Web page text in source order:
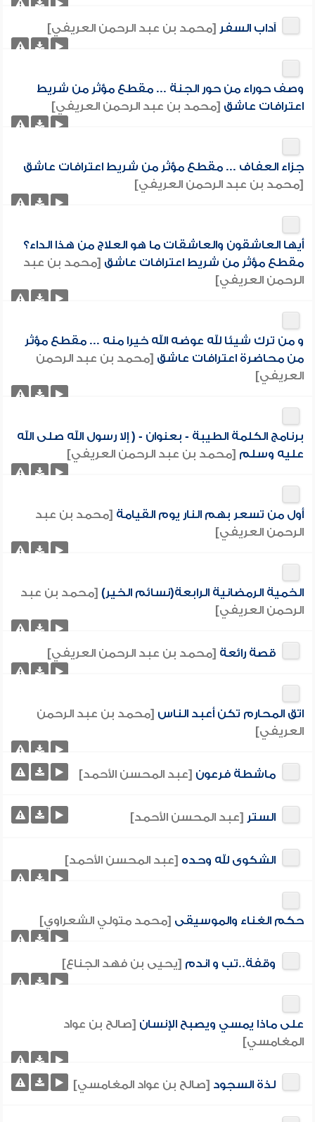
آداب السفر [محمد بن عبد الرحمن العريفي]
وصف حوراء من حور الجنة ... مقطع مؤثر من شريط
اعترافات عاشق [محمد بن عبد الرحمن العريفي]
جزاء العفاف ... مقطع مؤثر من شريط اعترافات عاشق
[محمد بن عبد الرحمن العريفي]
أيها العاشقون والعاشقات ما هو العلاج من هذا الداء؟
مقطع مؤثر من شريط اعترافات عاشق [محمد بن عبد
الرحمن العريفي]
و من ترك شيئا لله عوضه الله خيرا منه ... مقطع مؤثر
من محاضرة اعترافات عاشق [محمد بن عبد الرحمن
العريفي]
برنامج الكلمة الطيبة - بعنوان - ( إلا رسول الله صلى الله
عليه وسلم [محمد بن عبد الرحمن العريفي]
أول من تسعر بهم النار يوم القيامة [محمد بن عبد
الرحمن العريفي]
الخمية الرمضانية الرابعة(نسائم الخير) [محمد بن عبد
الرحمن العريفي]
قصة رائعة [محمد بن عبد الرحمن العريفي]
اتق المحارم تكن أعبد الناس [محمد بن عبد الرحمن
العريفي]
ماشطة فرعون [عبد المحسن الأحمد]
الستر [عبد المحسن الأحمد]
الشكوى لله وحده [عبد المحسن الأحمد]
حكم الغناء والموسيقى [محمد متولي الشعراوي]
وقفة..تب و اندم [يحيى بن فهد الجناع]
على ماذا يمسي ويصبح الإنسان [صالح بن عواد
المغامسي]
لذة السجود [صالح بن عواد المغامسي]